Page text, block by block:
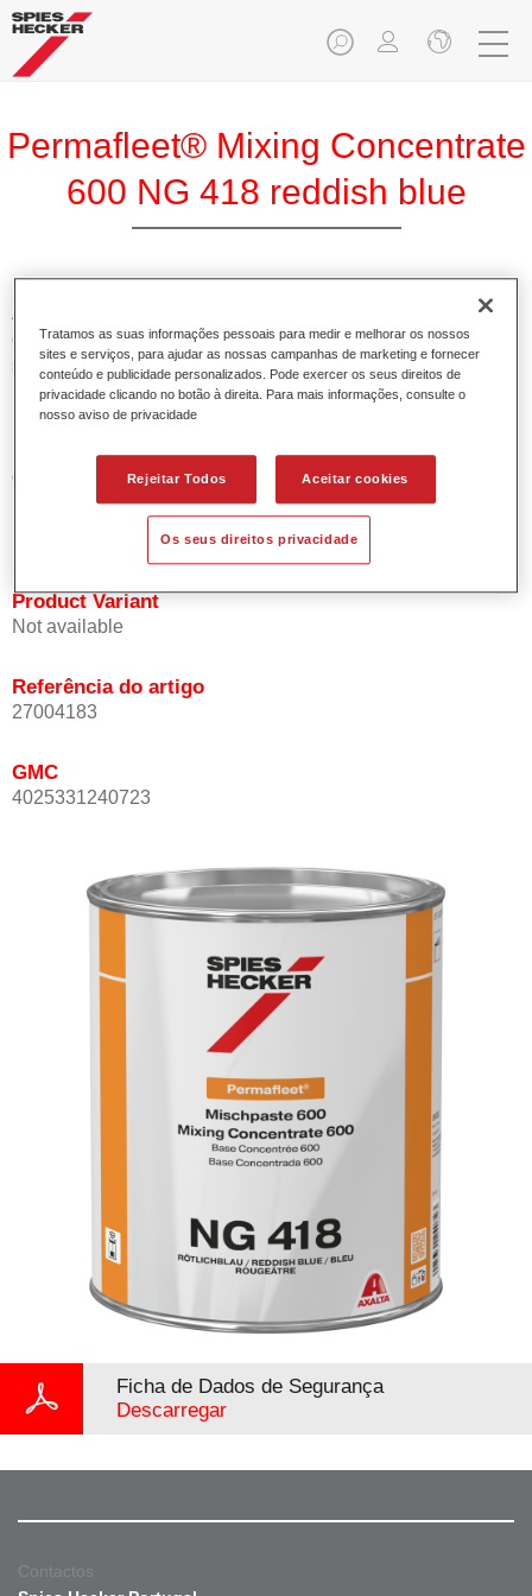
Permafleet® Mixing Concentrate
600 NG 418 reddish blue
A Permafleet Base Concentrada 600 permite misturar as
cores para veículos comerciais da tinta Permafleet nas
séries 630, 670 e 675. Pode igualmente ser utilizada para
misturar diferentes tintas industriais PercoTop e Permacron
Esmalte 730.
Características do produto
Contém pigmentos de alta qualidade para cores lisas.
Product Variant
Not available
Referência do artigo
27004183
GMC
4025331240723
Ficha de Dados de Segurança
Descarregar
Contactos
Tratamos as suas informações pessoais para medir e melhorar os nossos
sites e serviços, para ajudar as nossas campanhas de marketing e fornecer
conteúdo e publicidade personalizados. Pode exercer os seus direitos de
privacidade clicando no botão à direita. Para mais informações, consulte o
nosso aviso de privacidade
Rejeitar Todos Aceitar cookies
Os seus direitos privacidade